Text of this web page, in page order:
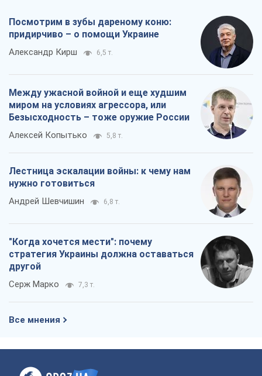
Посмотрим в зубы дареному коню:
придирчиво – о помощи Украине
Александр Кирш 6,5 т.
Между ужасной войной и еще худшим
миром на условиях агрессора, или
Безысходность – тоже оружие России
Алексей Копытько 5,8 т.
Лестница эскалации войны: к чему нам
нужно готовиться
Андрей Шевчишин 6,8 т.
"Когда хочется мести": почему
стратегия Украины должна оставаться
другой
Серж Марко 7,3 т.
Все мнения